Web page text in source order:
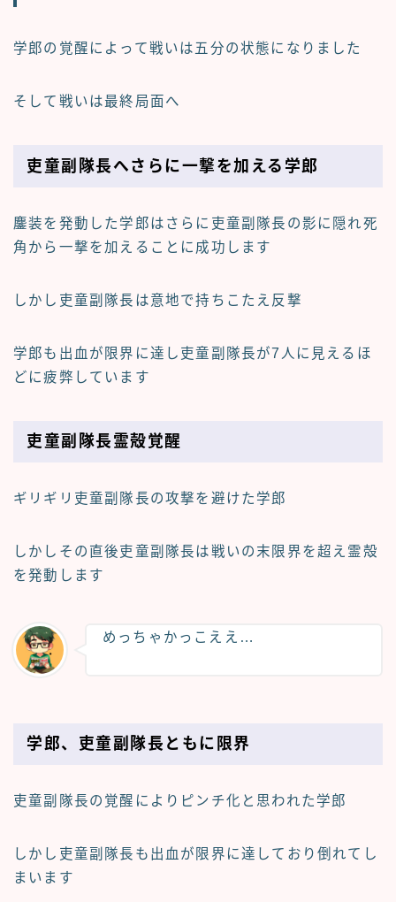
学郎の覚醒によって戦いは五分の状態になりました
そして戦いは最終局面へ
吏童副隊長へさらに一撃を加える学郎
鏖装を発動した学郎はさらに吏童副隊長の影に隠れ死
角から一撃を加えることに成功します
しかし吏童副隊長は意地で持ちこたえ反撃
学郎も出血が限界に達し吏童副隊長が7人に見えるほ
どに疲弊しています
吏童副隊長霊殻覚醒
ギリギリ吏童副隊長の攻撃を避けた学郎
しかしその直後吏童副隊長は戦いの末限界を超え霊殻
を発動します
めっちゃかっこええ…
学郎、吏童副隊長ともに限界
吏童副隊長の覚醒によりピンチ化と思われた学郎
しかし吏童副隊長も出血が限界に達しており倒れてし
まいます